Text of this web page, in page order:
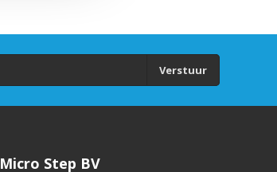
Verstuur
Micro Step BV